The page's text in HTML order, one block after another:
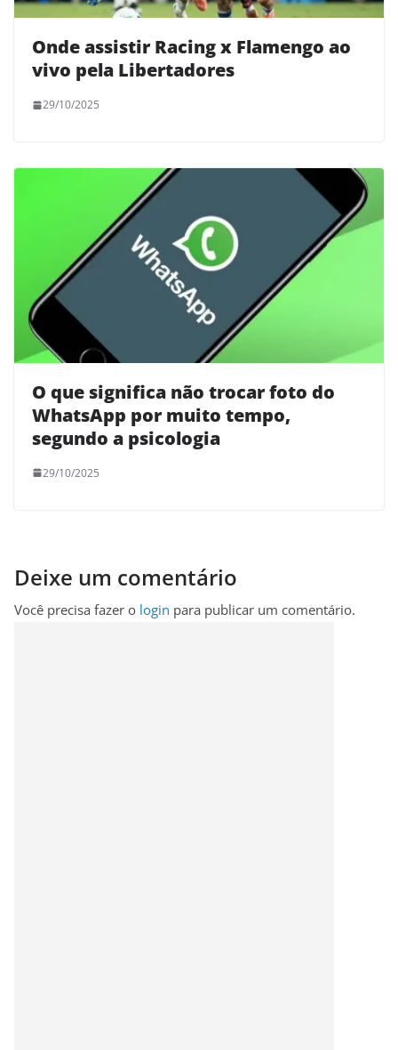
Onde assistir Racing x Flamengo ao
vivo pela Libertadores
29/10/2025
O que significa não trocar foto do
WhatsApp por muito tempo,
segundo a psicologia
29/10/2025
Deixe um comentário
Você precisa fazer o login para publicar um comentário.